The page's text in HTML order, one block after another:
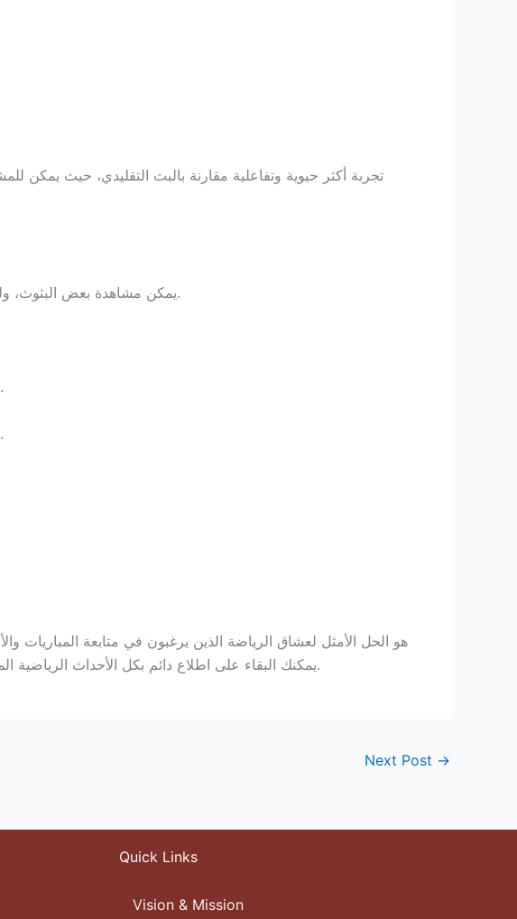
يمكن مشاهدة بعض البثوث، ولكن التسجيل يمنح المستخدم وصولاً كاملاً إلى كل المباريات، الإشعارات، والمحتويات الحصرية.
متوافق مع جميع الهواتف الذكية والأجهزة اللوحية لتجربة مرنة ومريحة.
نعم، توفر المنصة إمكانية مشاركة الروابط والمحتوى مباشرة مع الأصدقاء والمجتمع الرياضي.
، يمكنك البقاء على اطلاع دائم بكل الأحداث الرياضية المهمة دون أي قيود.
Next Post →
Quick Links
Vision & Mission